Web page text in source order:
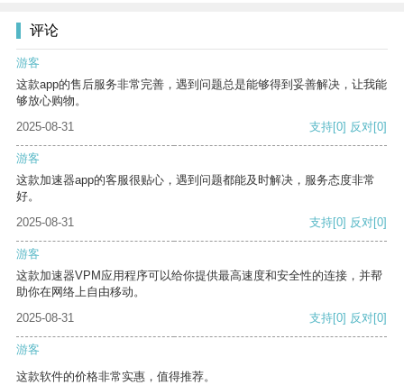
评论
游客
这款app的售后服务非常完善，遇到问题总是能够得到妥善解决，让我能
够放心购物。
2025-08-31
支持[0] 反对[0]
游客
这款加速器app的客服很贴心，遇到问题都能及时解决，服务态度非常
好。
2025-08-31
支持[0] 反对[0]
游客
这款加速器VPM应用程序可以给你提供最高速度和安全性的连接，并帮
助你在网络上自由移动。
2025-08-31
支持[0] 反对[0]
游客
这款软件的价格非常实惠，值得推荐。